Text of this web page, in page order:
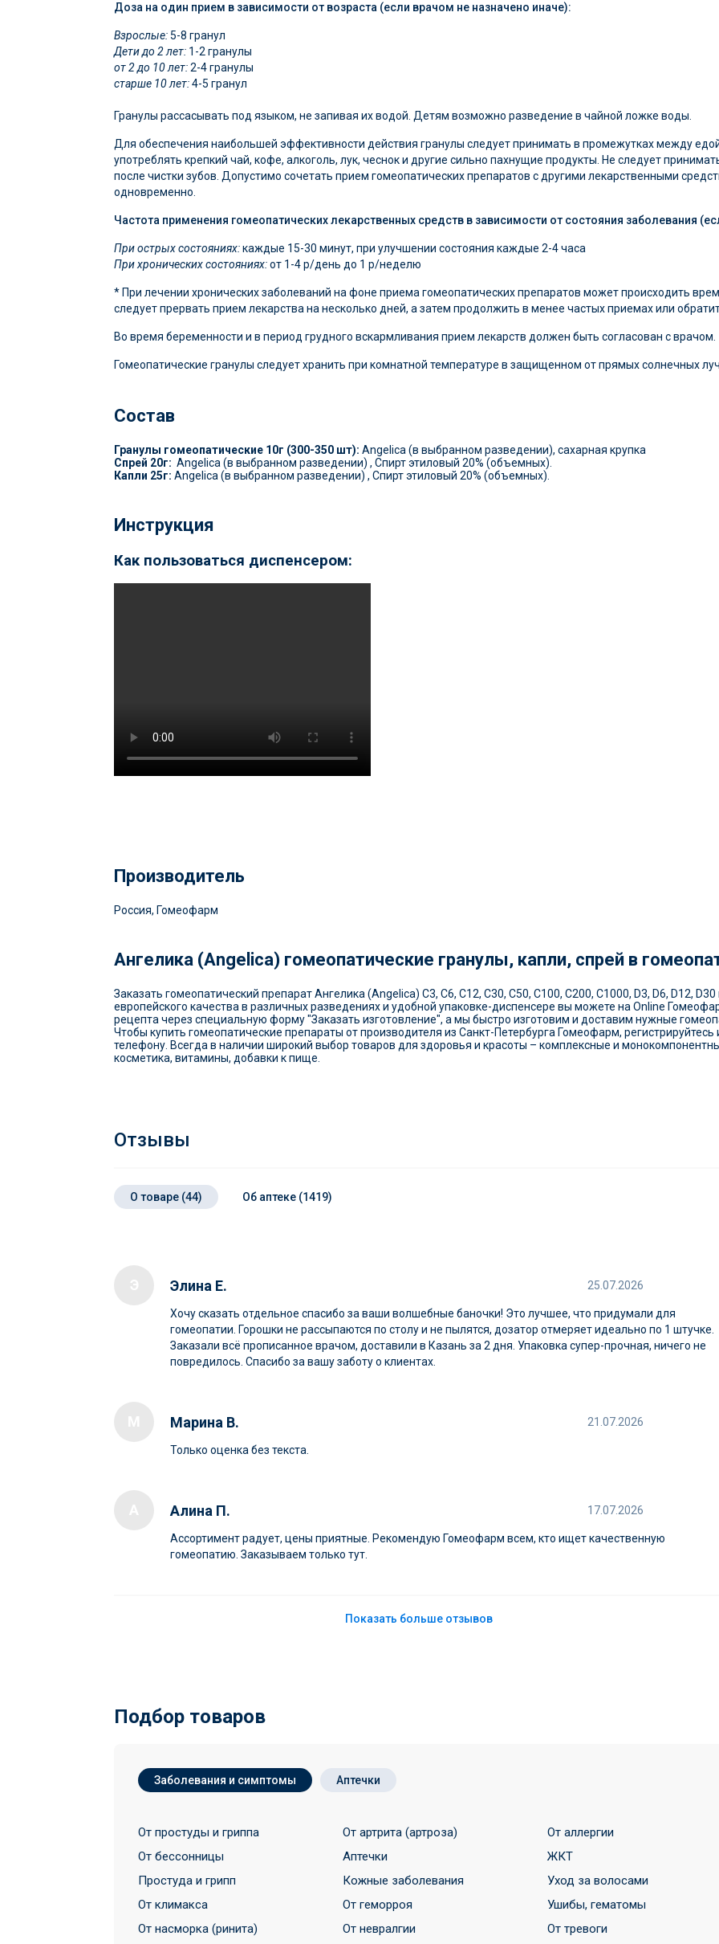
Доза на один прием в зависимости от возраста (если врачом не назначено иначе):
Взрослые:5-8 гранул
Дети до 2 лет: 1-2 гранулы
от 2 до 10 лет:2-4 гранулы
старше 10 лет:4-5 гранул
Гранулы рассасывать под языком, не запивая их водой. Детям возможно разведение в чайной ложке воды.
Для обеспечения наибольшей эффективности действия гранулы следует принимать в промежутках между
употреблять крепкий чай, кофе, алкоголь, лук, чеснок и другие сильно пахнущие продукты. Не следует
после чистки зубов. Допустимо сочетать прием гомеопатических препаратов с другими лекарственными
одновременно.
Частота применения гомеопатических лекарственных средств в зависимости от состояния заболевания
При острых состояниях:каждые 15-30 минут, при улучшении состояния каждые 2-4 часа
При хронических состояниях:от 1-4 р/день до 1 р/неделю
* При лечении хронических заболеваний на фоне приема гомеопатических препаратов может происходить
следует прервать прием лекарства на несколько дней, а затем продолжить в менее частых приемах или
Во время беременности и в период грудного вскармливания прием лекарств должен быть согласован с врачом.
Гомеопатические гранулы следует хранить при комнатной температуре в защищенном от прямых солнечных
Состав
Гранулы гомеопатические 10г (300-350 шт): Angelica (в выбранном разведении), сахарная крупка
Спрей 20г: Angelica (в выбранном разведении) , Спирт этиловый 20% (объемных).
Капли 25г: Angelica (в выбранном разведении) , Спирт этиловый 20% (объемных).
Инструкция
Как пользоваться диспенсером:
Производитель
Россия, Гомеофарм
Ангелика (Angelica) гомеопатические гранулы, капли, спрей в
Заказать гомеопатический препарат Ангелика (Angelica) С3, С6, С12, С30, С50, С100, С200, С1000, D3, D6, D12,
европейского качества в различных разведениях и удобной упаковке-диспенсере вы можете на Online
рецепта через специальную форму "Заказать изготовление", а мы быстро изготовим и доставим нужные
Чтобы купить гомеопатические препараты от производителя из Санкт-Петербурга Гомеофарм,
телефону. Всегда в наличии широкий выбор товаров для здоровья и красоты – комплексные и
косметика, витамины, добавки к пище.
Отзывы
О товаре (44) Об аптеке (1419)
Элина Е. 25.07.2026
Хочу сказать отдельное спасибо за ваши волшебные баночки! Это лучшее, что придумали для
гомеопатии. Горошки не рассыпаются по столу и не пылятся, дозатор отмеряет идеально по 1 штучке.
Заказали всё прописанное врачом, доставили в Казань за 2 дня. Упаковка супер-прочная, ничего не
повредилось. Спасибо за вашу заботу о клиентах.
Марина В. 21.07.2026
Только оценка без текста.
Алина П. 17.07.2026
Ассортимент радует, цены приятные. Рекомендую Гомеофарм всем, кто ищет качественную
гомеопатию. Заказываем только тут.
Показать больше отзывов
Подбор товаров
Заболевания и симптомы Аптечки
От простуды и гриппа От артрита (артроза) От аллергии
От бессонницы
Аптечки ЖКТ
Простуда и грипп
Кожные заболевания Уход за волосами
От климакса
От геморроя Ушибы, гематомы
От насморка (ринита)
От невралгии От тревоги